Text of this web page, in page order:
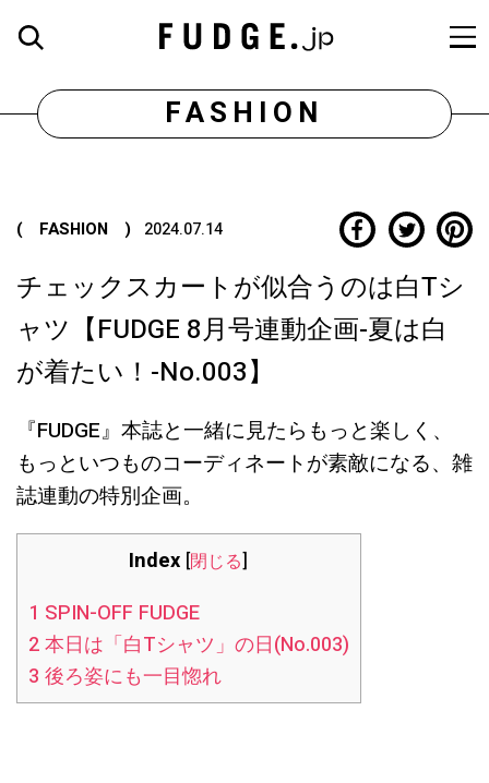
FASHION
( FASHION ) 2024.07.14
チェックスカートが似合うのは白Tシ
ャツ【FUDGE 8月号連動企画-夏は白
が着たい！-No.003】
『FUDGE』本誌と一緒に見たらもっと楽しく、
もっといつものコーディネートが素敵になる、雑
誌連動の特別企画。
Index [閉じる]
1 SPIN-OFF FUDGE
2本日は「白Tシャツ」の日(No.003)
3 後ろ姿にも一目惚れ